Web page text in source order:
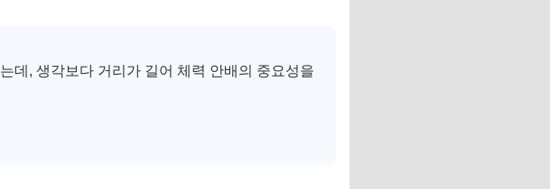
데, 생각보다 거리가 길어 체력 안배의 중요성을